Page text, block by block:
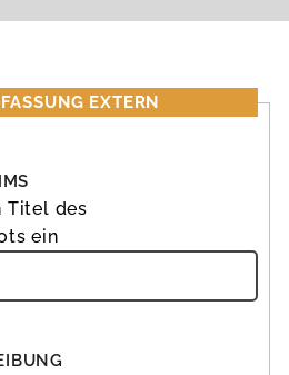
EXTERN
Titel des
ein